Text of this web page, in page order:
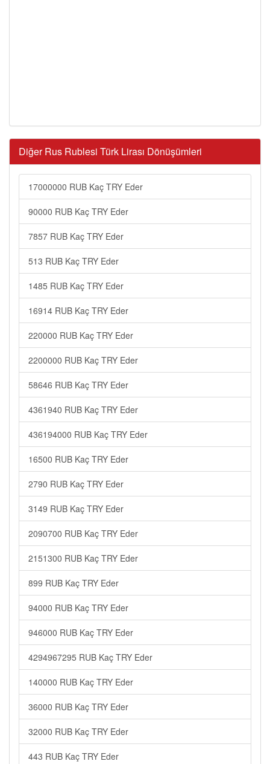
Diğer Rus Rublesi Türk Lirası Dönüşümleri
17000000 RUB Kaç TRY Eder
90000 RUB Kaç TRY Eder
7857 RUB Kaç TRY Eder
513 RUB Kaç TRY Eder
1485 RUB Kaç TRY Eder
16914 RUB Kaç TRY Eder
220000 RUB Kaç TRY Eder
2200000 RUB Kaç TRY Eder
58646 RUB Kaç TRY Eder
4361940 RUB Kaç TRY Eder
436194000 RUB Kaç TRY Eder
16500 RUB Kaç TRY Eder
2790 RUB Kaç TRY Eder
3149 RUB Kaç TRY Eder
2090700 RUB Kaç TRY Eder
2151300 RUB Kaç TRY Eder
899 RUB Kaç TRY Eder
94000 RUB Kaç TRY Eder
946000 RUB Kaç TRY Eder
4294967295 RUB Kaç TRY Eder
140000 RUB Kaç TRY Eder
36000 RUB Kaç TRY Eder
32000 RUB Kaç TRY Eder
443 RUB Kaç TRY Eder